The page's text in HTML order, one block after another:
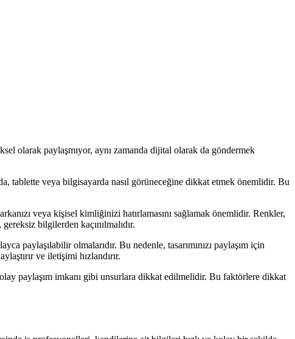
olarak paylaşmıyor, aynı zamanda dijital olarak da göndermek
tablette veya bilgisayarda nasıl görüneceğine dikkat etmek önemlidir. Bu
veya kişisel kimliğinizi hatırlamasını sağlamak önemlidir. Renkler,
bilgilerden kaçınılmalıdır.
paylaşılabilir olmalarıdır. Bu nedenle, tasarımınızı paylaşım için
ve iletişimi hızlandırır.
paylaşım imkanı gibi unsurlara dikkat edilmelidir. Bu faktörlere dikkat